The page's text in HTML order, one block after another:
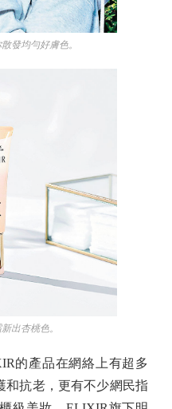
發均勻好膚色。
出杏桃色。
產品在網絡上有超多
和抗老，更有不少網民指